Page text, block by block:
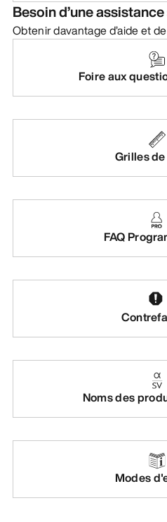
Besoin d’une
Obtenir davantage d’aide et
Foire aux
Grilles
FAQ
Noms des
Modes